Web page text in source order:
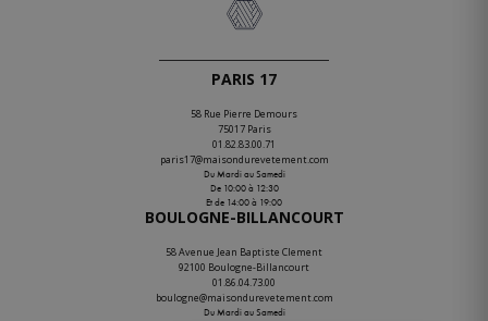
PARIS 17
58 Rue Pierre Demours
75017 Paris
01.82.83.00.71
paris17@maisondurevetement.com
Du Mardi au Samedi
De 10:00 à 12:30
Et de 14:00 à 19:00
BOULOGNE-BILLANCOURT
58 Avenue Jean Baptiste Clement
92100 Boulogne-Billancourt
01.86.04.73.00
boulogne@maisondurevetement.com
Du Mardi au Samedi